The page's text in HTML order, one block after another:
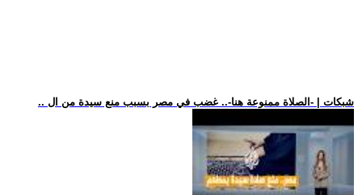
.. شبكات | -الصلاة ممنوعة هنا-.. غضب في مصر بسبب منع سيدة من ال